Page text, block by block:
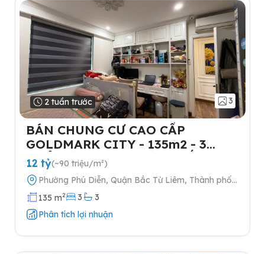
2 tuần trước 3
BÁN CHUNG CƯ CAO CẤP
GOLDMARK CITY - 135m2 - 3
NGỦ-TẶNG FULL NỘI THẤT- 2
SLOT Ô TÔ
12 tỷ(~90 triệu/m²)
Phường Phú Diễn, Quận Bắc Từ Liêm, Thành phố
Hà Nội
135 m2 3
3
Phân tích lợi nhuận